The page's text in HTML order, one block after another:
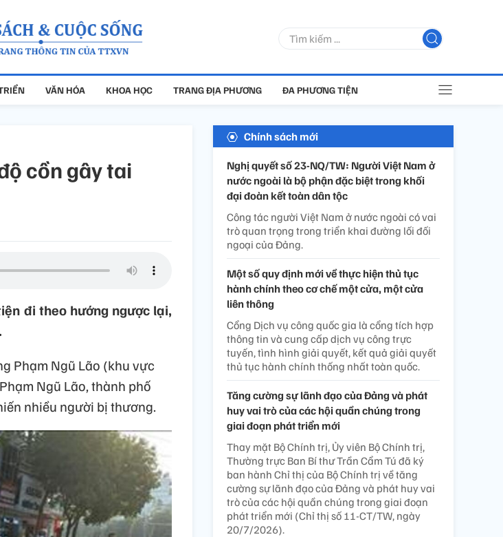
VĂN HÓA KHOA HỌC TRANG ĐỊA PHƯƠNG ĐA PHƯƠNG TIỆN
cồn gây tai
đi theo hướng ngược lại,
Phạm Ngũ Lão (khu vực
Ngũ Lão, thành phố
nhiều người bị thương.
Chính sách mới
Nghị quyết số 23-NQ/TW: Người Việt Nam ở
nước ngoài là bộ phận đặc biệt trong khối
đại đoàn kết toàn dân tộc
Công tác người Việt Nam ở nước ngoài có vai
trò quan trọng trong triển khai đường lối đối
ngoại của Đảng.
Một số quy định mới về thực hiện thủ tục
hành chính theo cơ chế một cửa, một cửa
liên thông
Cổng Dịch vụ công quốc gia là cổng tích hợp
thông tin và cung cấp dịch vụ công trực
tuyến, tình hình giải quyết, kết quả giải quyết
thủ tục hành chính thống nhất toàn quốc.
Tăng cường sự lãnh đạo của Đảng và phát
huy vai trò của các hội quần chúng trong
giai đoạn phát triển mới
Thay mặt Bộ Chính trị, Ủy viên Bộ Chính trị,
Thường trực Ban Bí thư Trần Cẩm Tú đã ký
ban hành Chỉ thị của Bộ Chính trị về tăng
cường sự lãnh đạo của Đảng và phát huy vai
trò của các hội quần chúng trong giai đoạn
phát triển mới (Chỉ thị số 11-CT/TW, ngày
20/7/2026).